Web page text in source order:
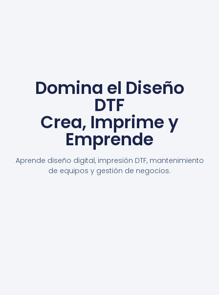
Domina el Diseño
DTF
Crea, Imprime y
Emprende
Aprende diseño digital, impresión DTF, mantenimiento
de equipos y gestión de negocios.